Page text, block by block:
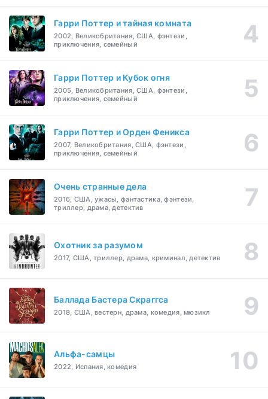
Гарри Поттер и тайная комната
2002, Великобритания, США, фэнтези,
приключения, семейный
Гарри Поттер и Кубок огня
2005, Великобритания, США, фэнтези,
приключения, семейный
Гарри Поттер и Орден Феникса
2007, Великобритания, США, фэнтези,
приключения, семейный
Очень странные дела
2016, США, ужасы, фантастика, фэнтези,
триллер, драма, детектив
Охотник за разумом
2017, США, триллер, драма, криминал, детектив
Баллада Бастера Скраггса
2018, США, вестерн, драма, комедия, мюзикл
Альфа-самцы
2022, Испания, комедия